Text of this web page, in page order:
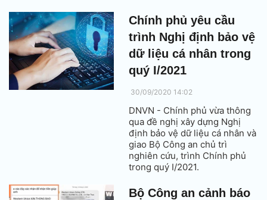
hành Android.
Chính phủ yêu cầu
trình Nghị định bảo vệ
dữ liệu cá nhân trong
quý I/2021
30/09/2020 14:02
DNVN - Chính phủ vừa thông
qua đề nghị xây dựng Nghị
định bảo vệ dữ liệu cá nhân và
giao Bộ Công an chủ trì
nghiên cứu, trình Chính phủ
trong quý I/2021.
Bộ Công an cảnh báo